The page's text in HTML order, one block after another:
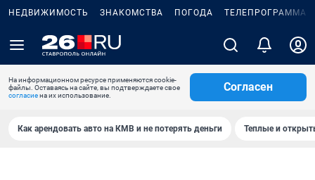
НЕДВИЖИМОСТЬ ЗНАКОМСТВА ПОГОДА ТЕЛЕПРОГРАММА
На информационном ресурсе применяются cookie-
файлы. Оставаясь на сайте, вы подтверждаете свое
согласиена их использование.
Согласен
Как арендовать авто на КМВ и не потерять деньги Теплые и